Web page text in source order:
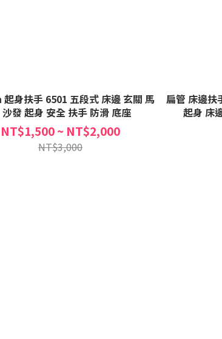
身扶手 6501 五段式 床邊 玄關 馬
發 起身 安全 扶手 防滑 底座
NT$1,500 ~ NT$2,000
NT$3,000
扁管 床邊扶
起身 床